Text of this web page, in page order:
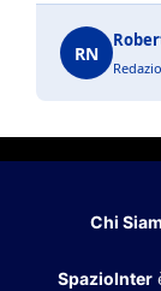
RN
Chi
SpazioInter